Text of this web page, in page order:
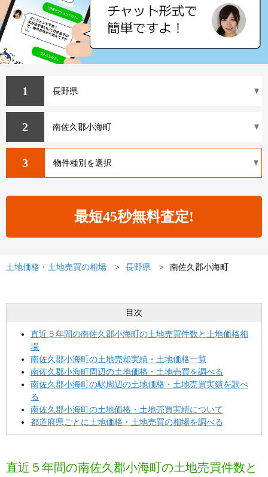
1
2
3
土地価格・土地売買の相場 長野県 南佐久郡小海町
目次
直近５年間の南佐久郡小海町の土地売買件数と土地価格相
場
南佐久郡小海町の土地売却実績・土地価格一覧
南佐久郡小海町周辺の土地価格・土地売買を調べる
南佐久郡小海町の駅周辺の土地価格・土地売買実績を調べ
る
南佐久郡小海町の土地価格・土地売買実績について
都道府県ごとに土地価格・土地売買の相場を調べる
直近５年間の南佐久郡小海町の土地売買件数と